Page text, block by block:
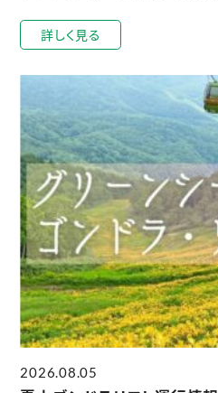
詳しく見る
2026.08.05